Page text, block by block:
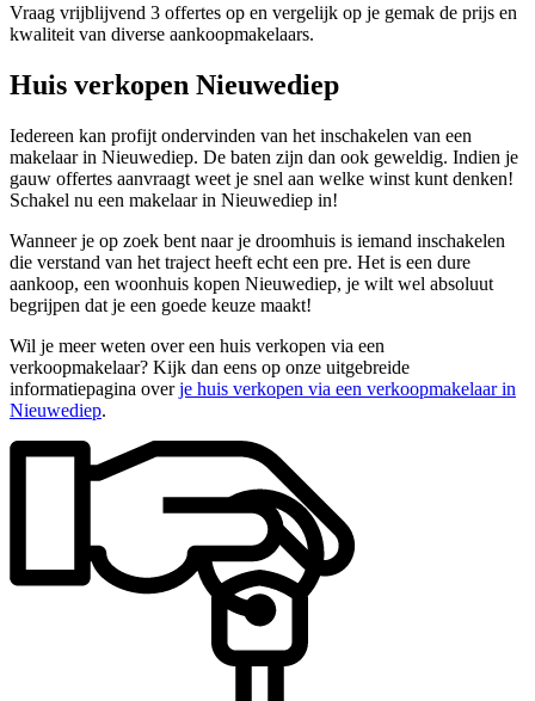
Vraag vrijblijvend 3 offertes op en vergelijk op je gemak de prijs en
kwaliteit van diverse aankoopmakelaars.
Huis verkopen Nieuwediep
Iedereen kan profijt ondervinden van het inschakelen van een
makelaar in Nieuwediep. De baten zijn dan ook geweldig. Indien je
gauw offertes aanvraagt weet je snel aan welke winst kunt denken!
Schakel nu een makelaar in Nieuwediep in!
Wanneer je op zoek bent naar je droomhuis is iemand inschakelen
die verstand van het traject heeft echt een pre. Het is een dure
aankoop, een woonhuis kopen Nieuwediep, je wilt wel absoluut
begrijpen dat je een goede keuze maakt!
Wil je meer weten over een huis verkopen via een
verkoopmakelaar? Kijk dan eens op onze uitgebreide
informatiepagina overje huis verkopen via een verkoopmakelaar in
Nieuwediep.